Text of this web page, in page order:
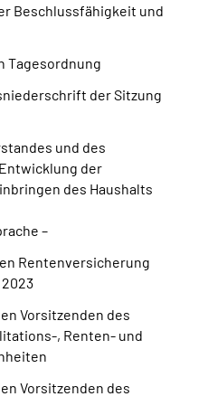
Beschlussfähigkeit und
Tagesordnung
der Sitzung
und des
der
des Haushalts
–
Rentenversicherung
Vorsitzenden des
, Renten- und
Vorsitzenden des